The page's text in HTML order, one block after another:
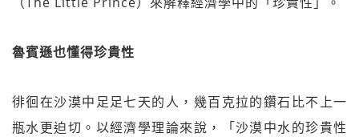
魯賓遜也懂得珍貴性
徘徊在沙漠中足足七天的人，幾百克拉的鑽石比不上一
瓶水更迫切。以經濟學理論來說，「沙漠中水的珍貴性